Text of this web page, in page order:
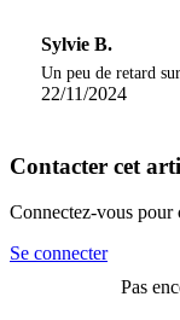
Sylvie B.
Un peu de retard
22/11/2024
Contacter cet
Connectez-vous pour
Se connecter
Pas